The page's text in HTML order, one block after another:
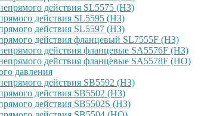
действия SL5575 (НЗ)
действия SL5595 (НЗ)
действия SL5597 (НЗ)
действия фланцевый SL7555F (НЗ)
действия фланцевые SA5576F (НЗ)
действия фланцевые SA5578F (НО)
давления
действия SB5592 (НЗ)
действия SB5502 (НЗ)
действия SB5502S (НЗ)